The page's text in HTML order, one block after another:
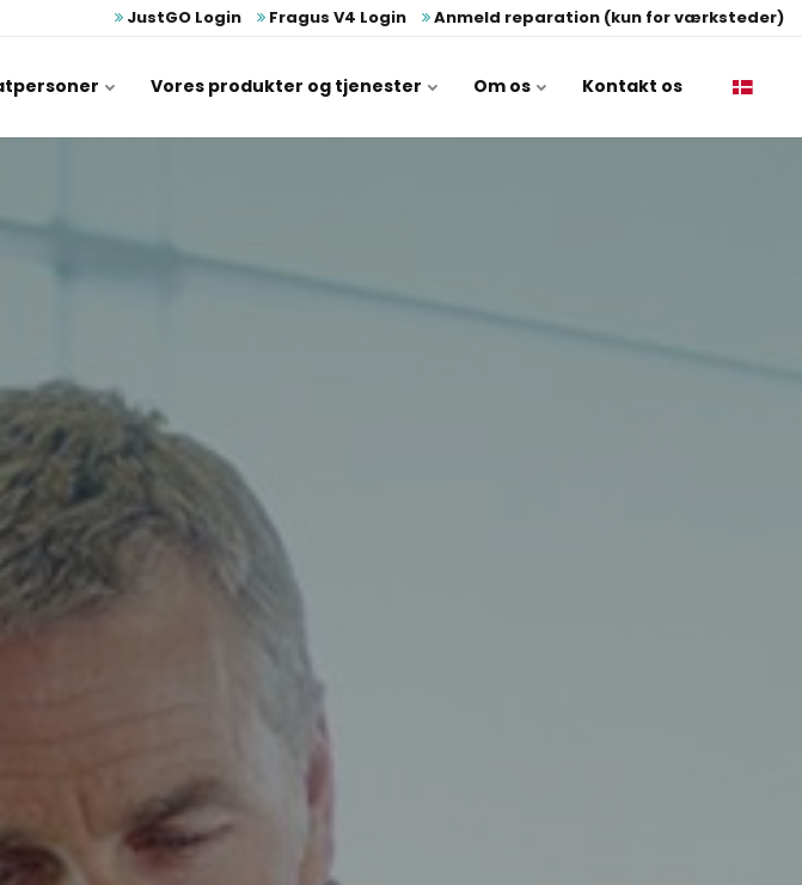
JustGO Login Fragus V4 Login Anmeld reparation (kun for værksteder)
Vores produkter og tjenester Om os Kontakt os